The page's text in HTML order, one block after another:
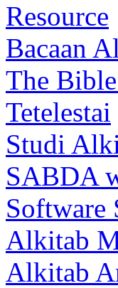
Resource
Bacaan
The
Tetelestai
Studi
SABDA
Alkitab
Alkitab